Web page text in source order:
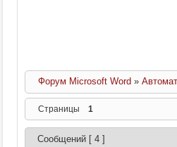
Форум Microsoft Word »
Страницы 1
Сообщений [ 4 ]